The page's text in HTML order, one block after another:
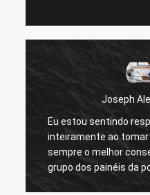
Joseph
Eu estou sentindo
inteiramente ao tomar
sempre o melhor
grupo dos painéis da
grande demasiado.